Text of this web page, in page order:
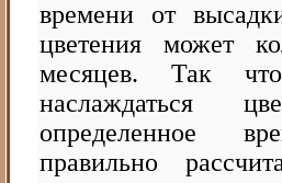
времени от
цветения может
месяцев. Так
наслаждаться
определенное
правильно